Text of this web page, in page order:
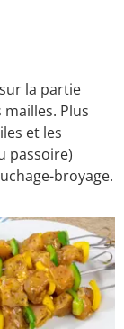
la partie
Plus
et les
passoire)
broyage.